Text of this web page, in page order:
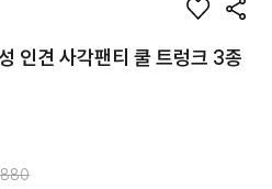
인견 사각팬티 쿨 트렁크 3종